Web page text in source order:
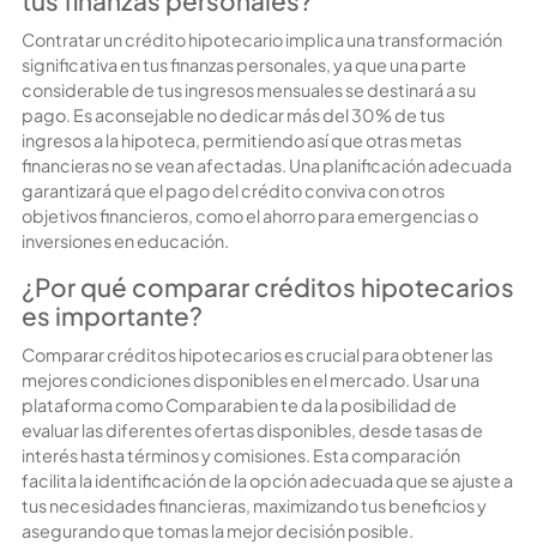
Contratar un crédito hipotecario implica una transformación
significativa en tus finanzas personales, ya que una parte
considerable de tus ingresos mensuales se destinará a su
pago. Es aconsejable no dedicar más del 30% de tus
ingresos a la hipoteca, permitiendo así que otras metas
financieras no se vean afectadas. Una planificación adecuada
garantizará que el pago del crédito conviva con otros
objetivos financieros, como el ahorro para emergencias o
inversiones en educación.
¿Por qué comparar créditos hipotecarios
es importante?
Comparar créditos hipotecarios es crucial para obtener las
mejores condiciones disponibles en el mercado. Usar una
plataforma como Comparabien te da la posibilidad de
evaluar las diferentes ofertas disponibles, desde tasas de
interés hasta términos y comisiones. Esta comparación
facilita la identificación de la opción adecuada que se ajuste a
tus necesidades financieras, maximizando tus beneficios y
asegurando que tomas la mejor decisión posible.